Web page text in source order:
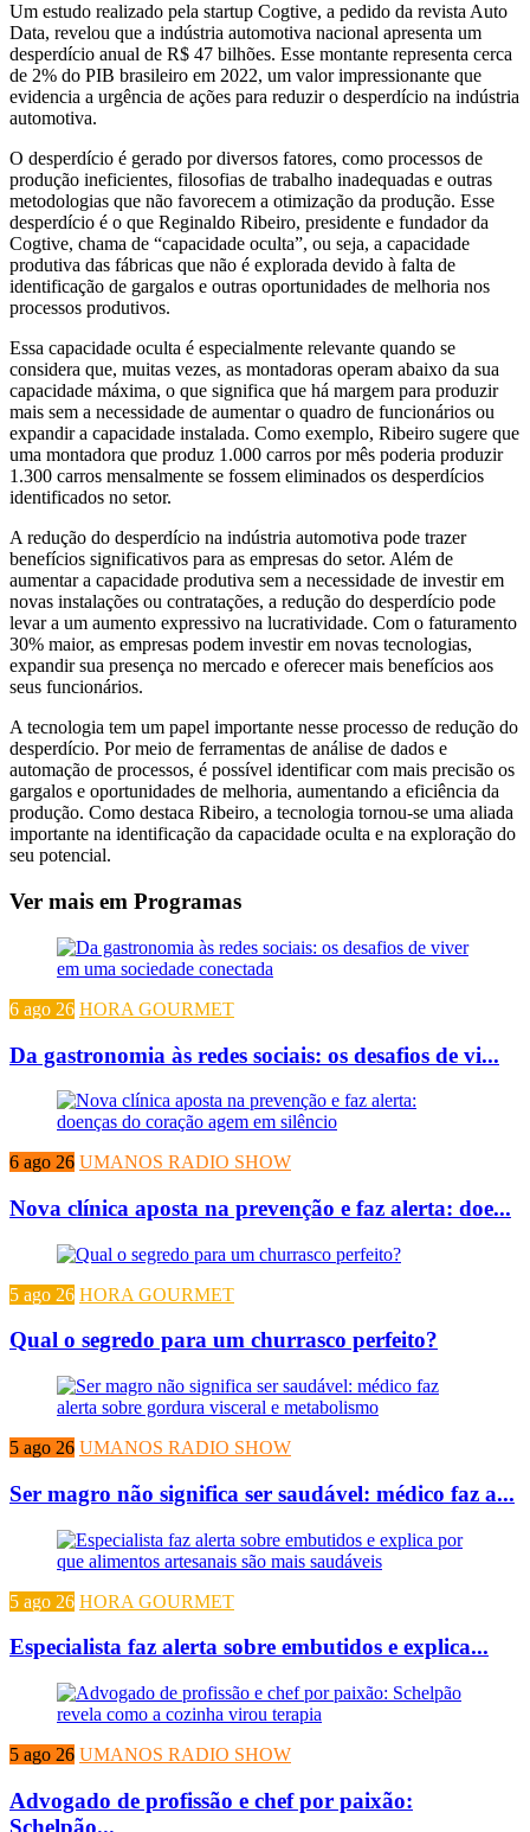
Um estudo realizado pela startup Cogtive, a pedido da revista Auto
Data, revelou que a indústria automotiva nacional apresenta um
desperdício anual de R$ 47 bilhões. Esse montante representa cerca
de 2% do PIB brasileiro em 2022, um valor impressionante que
evidencia a urgência de ações para reduzir o desperdício na indústria
automotiva.
O desperdício é gerado por diversos fatores, como processos de
produção ineficientes, filosofias de trabalho inadequadas e outras
metodologias que não favorecem a otimização da produção. Esse
desperdício é o que Reginaldo Ribeiro, presidente e fundador da
Cogtive, chama de “capacidade oculta”, ou seja, a capacidade
produtiva das fábricas que não é explorada devido à falta de
identificação de gargalos e outras oportunidades de melhoria nos
processos produtivos.
Essa capacidade oculta é especialmente relevante quando se
considera que, muitas vezes, as montadoras operam abaixo da sua
capacidade máxima, o que significa que há margem para produzir
mais sem a necessidade de aumentar o quadro de funcionários ou
expandir a capacidade instalada. Como exemplo, Ribeiro sugere que
uma montadora que produz 1.000 carros por mês poderia produzir
1.300 carros mensalmente se fossem eliminados os desperdícios
identificados no setor.
A redução do desperdício na indústria automotiva pode trazer
benefícios significativos para as empresas do setor. Além de
aumentar a capacidade produtiva sem a necessidade de investir em
novas instalações ou contratações, a redução do desperdício pode
levar a um aumento expressivo na lucratividade. Com o faturamento
30% maior, as empresas podem investir em novas tecnologias,
expandir sua presença no mercado e oferecer mais benefícios aos
seus funcionários.
A tecnologia tem um papel importante nesse processo de redução do
desperdício. Por meio de ferramentas de análise de dados e
automação de processos, é possível identificar com mais precisão os
gargalos e oportunidades de melhoria, aumentando a eficiência da
produção. Como destaca Ribeiro, a tecnologia tornou-se uma aliada
importante na identificação da capacidade oculta e na exploração do
seu potencial.
Ver mais em Programas
6 ago 26 HORA GOURMET
Da gastronomia às redes sociais: os desafios de vi...
6 ago 26 UMANOS RADIO SHOW
Nova clínica aposta na prevenção e faz alerta: doe...
5 ago 26 HORA GOURMET
Qual o segredo para um churrasco perfeito?
5 ago 26 UMANOS RADIO SHOW
Ser magro não significa ser saudável: médico faz a...
5 ago 26 HORA GOURMET
Especialista faz alerta sobre embutidos e explica...
5 ago 26 UMANOS RADIO SHOW
Advogado de profissão e chef por paixão:
Schelpão...